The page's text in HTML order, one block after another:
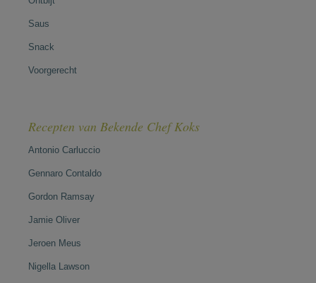
Saus
Snack
Voorgerecht
Recepten van Bekende Chef Koks
Antonio Carluccio
Gennaro Contaldo
Gordon Ramsay
Jamie Oliver
Jeroen Meus
Nigella Lawson